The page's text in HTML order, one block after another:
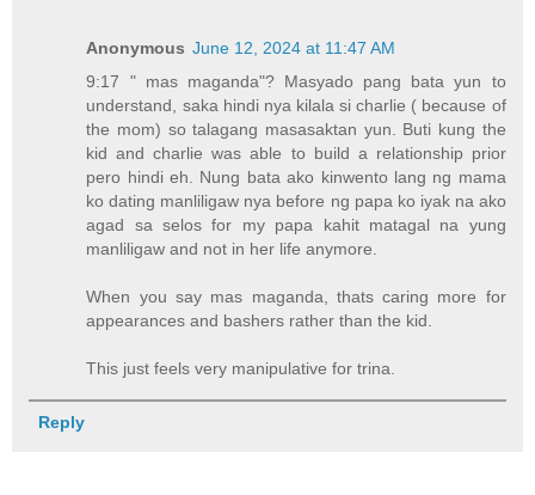
Anonymous June 12, 2024 at 11:47 AM
9:17 " mas maganda"? Masyado pang bata yun to
understand, saka hindi nya kilala si charlie ( because of
the mom) so talagang masasaktan yun. Buti kung the
kid and charlie was able to build a relationship prior
pero hindi eh. Nung bata ako kinwento lang ng mama
ko dating manliligaw nya before ng papa ko iyak na ako
agad sa selos for my papa kahit matagal na yung
manliligaw and not in her life anymore.
When you say mas maganda, thats caring more for
appearances and bashers rather than the kid.
This just feels very manipulative for trina.
Reply